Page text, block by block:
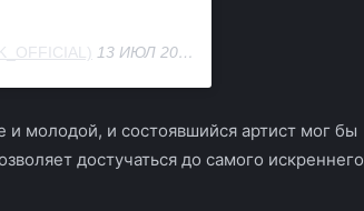
13 ИЮЛ 2018 В 9:18 PDT
молодой, и состоявшийся артист мог бы
достучаться до самого искреннего